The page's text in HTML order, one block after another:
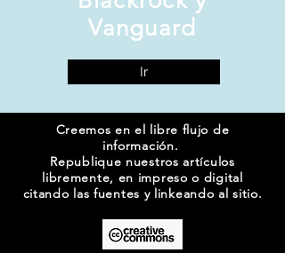
Vanguard
Ir
Creemos en el libre flujo de
información.
Republique nuestros artículos
libremente, en impreso o digital
citando las fuentes y linkeando al sitio.